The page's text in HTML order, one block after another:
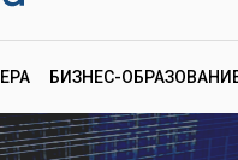
БИЗНЕС-